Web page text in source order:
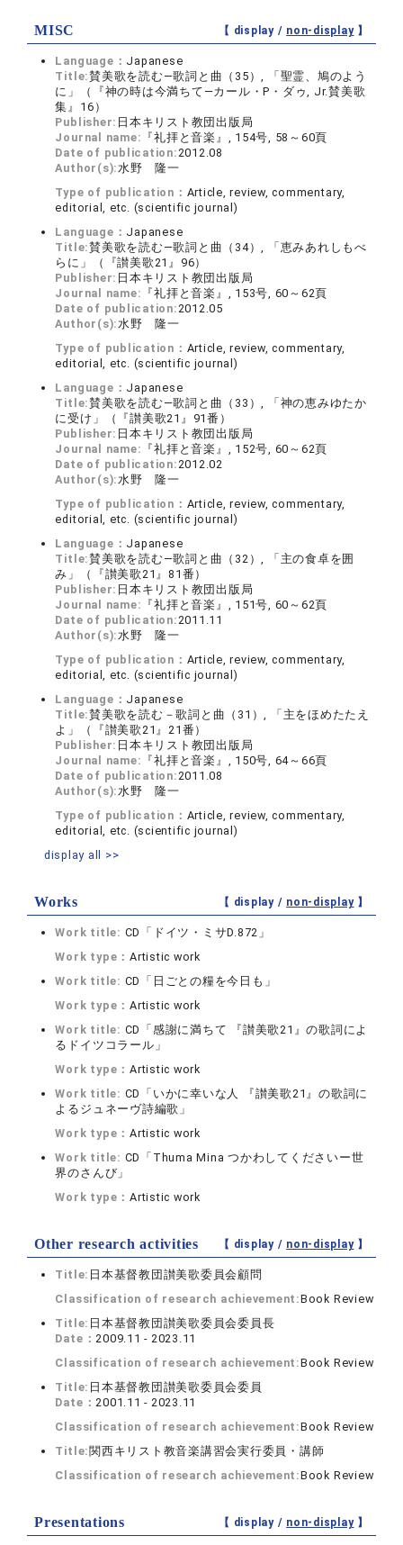
MISC 【 display / non-display】
Language： Japanese
Title:賛美歌を読む―歌詞と曲（35）, 「聖霊、鳩のよう
に」（『神の時は今満ちて―カール・P・ダゥ, Jr.賛美歌
集』16）
Publisher: 日本キリスト教団出版局
Journal name: 『礼拝と音楽』, 154号, 58～60頁
Date of publication:2012.08
Author(s):水野 隆一
Type of publication： Article, review, commentary,
editorial, etc. (scientific journal)
Language： Japanese
Title:賛美歌を読む―歌詞と曲（34）, 「恵みあれしもべ
らに」（『讃美歌21』96）
Publisher: 日本キリスト教団出版局
Journal name: 『礼拝と音楽』, 153号, 60～62頁
Date of publication:2012.05
Author(s):水野 隆一
Type of publication： Article, review, commentary,
editorial, etc. (scientific journal)
Language： Japanese
Title:賛美歌を読む―歌詞と曲（33）, 「神の恵みゆたか
に受け」（『讃美歌21』91番）
Publisher: 日本キリスト教団出版局
Journal name: 『礼拝と音楽』, 152号, 60～62頁
Date of publication:2012.02
Author(s):水野 隆一
Type of publication： Article, review, commentary,
editorial, etc. (scientific journal)
Language： Japanese
Title:賛美歌を読む―歌詞と曲（32）, 「主の食卓を囲
み」（『讃美歌21』81番）
Publisher: 日本キリスト教団出版局
Journal name: 『礼拝と音楽』, 151号, 60～62頁
Date of publication:2011.11
Author(s):水野 隆一
Type of publication： Article, review, commentary,
editorial, etc. (scientific journal)
Language： Japanese
Title:賛美歌を読む－歌詞と曲（31）, 「主をほめたたえ
よ」（『讃美歌21』21番）
Publisher: 日本キリスト教団出版局
Journal name: 『礼拝と音楽』, 150号, 64～66頁
Date of publication:2011.08
Author(s):水野 隆一
Type of publication： Article, review, commentary,
editorial, etc. (scientific journal)
display all >>
Works 【 display / non-display】
Work title: CD「ドイツ・ミサD.872」
Work type：Artistic work
Work title: CD「日ごとの糧を今日も」
Work type：Artistic work
Work title: CD「感謝に満ちて 『讃美歌21』の歌詞によ
るドイツコラール」
Work type：Artistic work
Work title: CD「いかに幸いな人 『讃美歌21』の歌詞に
よるジュネーヴ詩編歌」
Work type：Artistic work
Work title: CD「Thuma Mina つかわしてくださいー世
界のさんび」
Work type：Artistic work
Other research activities 【 display / non-display】
Title: 日本基督教団讃美歌委員会顧問
Classification of research achievement:Book Review
Title: 日本基督教団讃美歌委員会委員長
Date：2009.11 - 2023.11
Classification of research achievement:Book Review
Title: 日本基督教団讃美歌委員会委員
Date：2001.11 - 2023.11
Classification of research achievement:Book Review
Title: 関西キリスト教音楽講習会実行委員・講師
Classification of research achievement:Book Review
Presentations 【 display / non-display】